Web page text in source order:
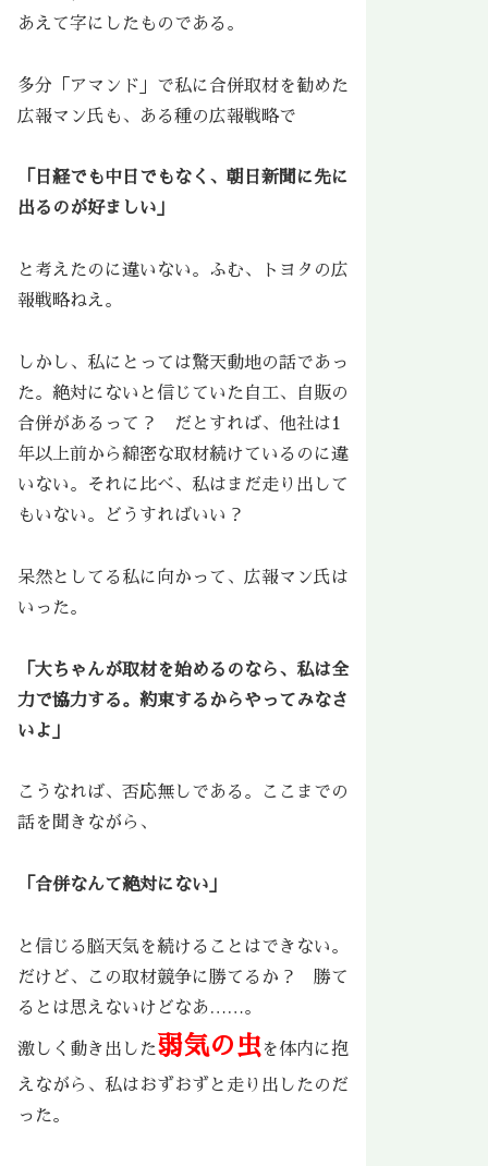
あえて字にしたものである。
多分「アマンド」で私に合併取材を勧めた
広報マン氏も、ある種の広報戦略で
「日経でも中日でもなく、朝日新聞に先に
出るのが好ましい」
と考えたのに違いない。ふむ、トヨタの広
報戦略ねえ。
しかし、私にとっては驚天動地の話であっ
た。絶対にないと信じていた自工、自販の
合併があるって？ だとすれば、他社は1
年以上前から綿密な取材続けているのに違
いない。それに比べ、私はまだ走り出して
もいない。どうすればいい？
呆然としてる私に向かって、広報マン氏は
いった。
「大ちゃんが取材を始めるのなら、私は全
力で協力する。約束するからやってみなさ
いよ」
こうなれば、否応無しである。ここまでの
話を聞きながら、
「合併なんて絶対にない」
と信じる脳天気を続けることはできない。
だけど、この取材競争に勝てるか？ 勝て
るとは思えないけどなあ……。
激しく動き出した弱気の虫 を体内に抱
えながら、私はおずおずと走り出したのだ
った。